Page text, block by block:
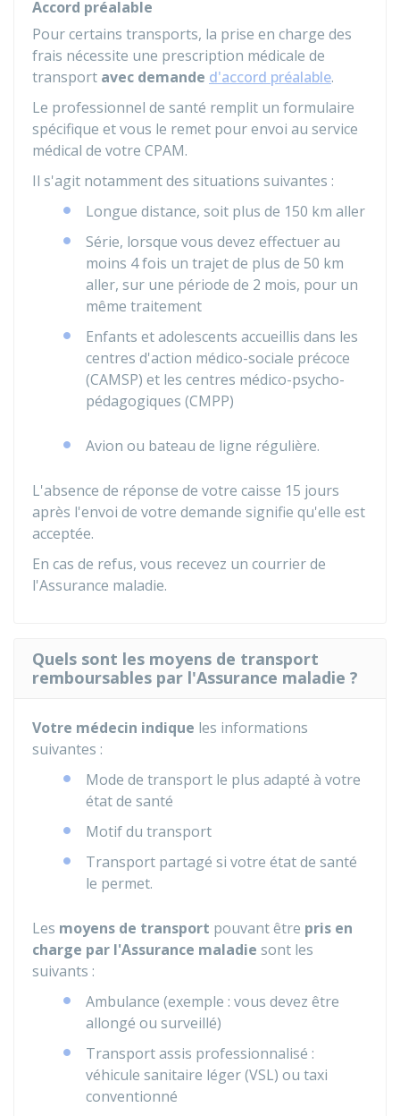
Accord préalable
Pour certains transports, la prise en charge des
frais nécessite une prescription médicale de
transport avec demande d'accord préalable.
Le professionnel de santé remplit un formulaire
spécifique et vous le remet pour envoi au service
médical de votre CPAM.
Il s'agit notamment des situations suivantes :
Longue distance, soit plus de 150 km aller
Série, lorsque vous devez effectuer au
moins 4 fois un trajet de plus de 50 km
aller, sur une période de 2 mois, pour un
même traitement
Enfants et adolescents accueillis dans les
centres d'action médico-sociale précoce
(CAMSP) et les centres médico-psycho-
pédagogiques (CMPP)
Avion ou bateau de ligne régulière.
L'absence de réponse de votre caisse 15 jours
après l'envoi de votre demande signifie qu'elle est
acceptée.
En cas de refus, vous recevez un courrier de
l'Assurance maladie.
Quels sont les moyens de transport
remboursables par l'Assurance maladie ?
Votre médecin indique les informations
suivantes :
Mode de transport le plus adapté à votre
état de santé
Motif du transport
Transport partagé si votre état de santé
le permet.
Les moyens de transport pouvant être pris en
charge par l'Assurance maladie sont les
suivants :
Ambulance (exemple : vous devez être
allongé ou surveillé)
Transport assis professionnalisé :
véhicule sanitaire léger (VSL) ou taxi
conventionné